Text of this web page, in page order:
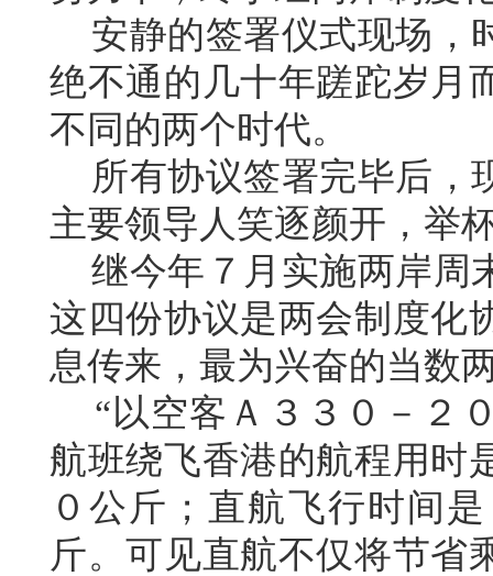
安静的签署仪式现场，
绝不通的几十年蹉跎岁月
不同的两个时代。
所有协议签署完毕后，
主要领导人笑逐颜开，举
继今年７月实施两岸周
这四份协议是两会制度化
息传来，最为兴奋的当数
“以空客Ａ３３０－２
航班绕飞香港的航程用时
０公斤；直航飞行时间
斤。可见直航不仅将节省